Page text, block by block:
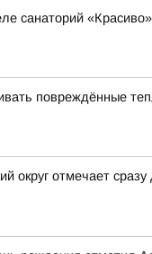
санаторий
повреждённые
округ отмечает